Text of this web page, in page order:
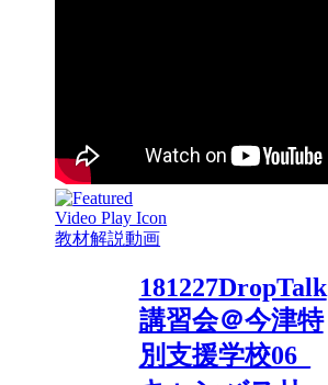
教材解説動画
181227DropTalk
講習会＠今津特
別支援学校06_